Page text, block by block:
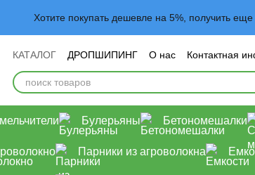
Хотите покупать дешевле на 5%, получить
КАТАЛОГ ДРОПШИПИНГ О нас Контактная
Обмен и возврат
Пользовательское соглашение
Булерьяны Бетономешалки
Парники из агроволокна